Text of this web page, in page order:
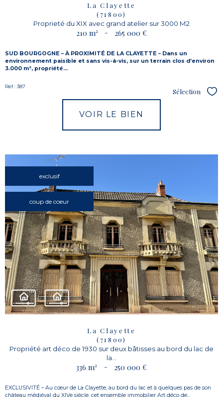
La Clayette
(71800)
Proprieté du XIX avec grand atelier sur 3000 M2
210 m² - 265 000 €
SUD BOURGOGNE – À PROXIMITÉ DE LA CLAYETTE – Dans un
environnement paisible et sans vis-à-vis, sur un terrain clos d’environ
3.000 m², propriété...
Réf : 387
Sélection
VOIR LE BIEN
exclusif
coup de coeur
La Clayette
(71800)
Propriété art déco de 1930 sur deux bâtisses au bord du lac de
la...
336 m² - 250 000 €
EXCLUSIVITÉ – Au cœur de La Clayette, au bord du lac et à quelques pas de son
château médiéval du XIVe siècle, cet ensemble immobilier Art déco de...